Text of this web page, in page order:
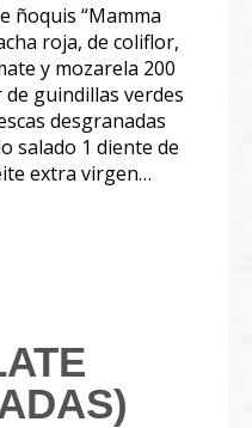
ñoquis “Mamma
roja, de coliflor,
y mozarela 200
guindillas verdes
desgranadas
salado 1 diente de
extra virgen…